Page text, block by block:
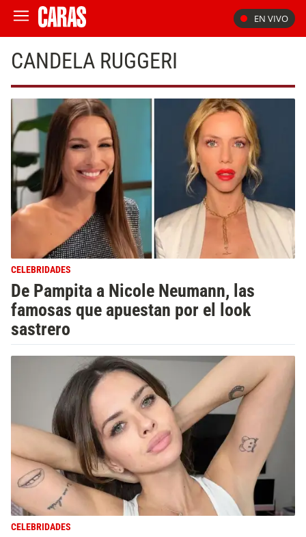
EN VIVO
CANDELA RUGGERI
CELEBRIDADES
De Pampita a Nicole Neumann, las
famosas que apuestan por el look
sastrero
CELEBRIDADES